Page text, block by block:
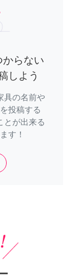
からない
しよう
具の名前や
投稿する
とが出来る
す！